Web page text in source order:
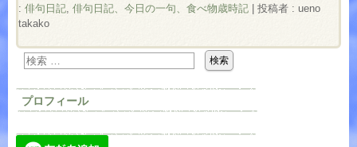
: 俳句日記 俳句日記、今日の一句、食べ物歳時記 | 投稿者 : ueno
takako
プロフィール